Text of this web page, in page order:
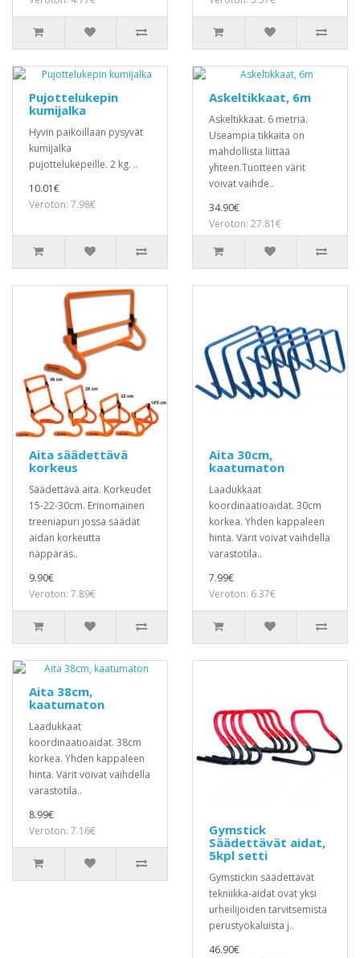
Pujottelukepin
kumijalka
Hyvin paikoillaan pysyvät
kumijalka
pujottelukepeille. 2 kg. ..
10.01€
Veroton: 7.98€
Askeltikkaat, 6m
Askeltikkaat. 6 metriä.
Useampia tikkaita on
mahdollista liittää
yhteen.Tuotteen värit
voivat vaihde..
34.90€
Veroton: 27.81€
Aita säädettävä
korkeus
Säädettävä aita. Korkeudet
15-22-30cm. Erinomainen
treeniapuri jossa säädät
aidan korkeutta
näppäräs..
9.90€
Veroton: 7.89€
Aita 30cm,
kaatumaton
Laadukkaat
koordinaatioaidat. 30cm
korkea. Yhden kappaleen
hinta. Värit voivat vaihdella
varastotila..
7.99€
Veroton: 6.37€
Aita 38cm,
kaatumaton
Laadukkaat
koordinaatioaidat. 38cm
korkea. Yhden kappaleen
hinta. Värit voivat vaihdella
varastotila..
8.99€
Veroton: 7.16€
Gymstick
Säädettävät aidat,
5kpl setti
Gymstickin säädettävät
tekniikka-aidat ovat yksi
urheilijoiden tarvitsemista
perustyökaluista j..
46.90€